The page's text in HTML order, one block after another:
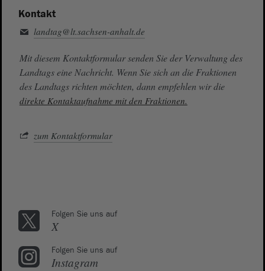
Kontakt
landtag@lt.sachsen-anhalt.de
Mit diesem Kontaktformular senden Sie der Verwaltung des
Landtags eine Nachricht. Wenn Sie sich an die Fraktionen
des Landtags richten möchten, dann empfehlen wir die
direkte Kontaktaufnahme mit den Fraktionen.
zum Kontaktformular
Folgen Sie uns auf
X
Folgen Sie uns auf
Instagram